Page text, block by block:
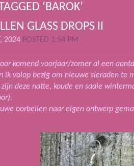
‘BAROK’
GLASS DROPS II
2024 POSTED 1:54 PM
komend voorjaar/zomer al een
ik volop bezig om nieuwe sieraden te
deze natte, koude en saaie
oorbellen naar eigen ontwerp